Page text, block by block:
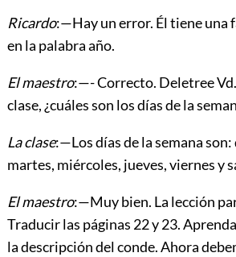
Ricardo:—Hay un error. Él tiene una
en la palabra año.
El maestro:—- Correcto. Deletree
clase, ¿cuáles son los días de la
La clase:—Los días de la semana
martes, miércoles, jueves, viernes y
El maestro:—Muy bien. La lección
Traducir las páginas 22 y 23.
la descripción del conde. Ahora